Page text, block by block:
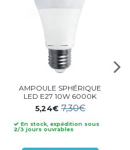
AMPOULE SPHÉRIQUE
LED E27 10W 6000K
5,24€ 7,30€
En stock, expédition sous
2/3 jours ouvrables